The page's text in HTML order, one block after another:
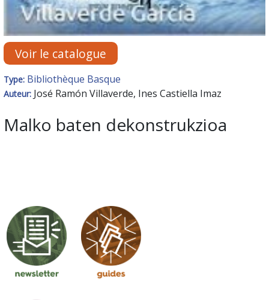
Voir le catalogue
Type: Bibliothèque Basque
Auteur: José Ramón Villaverde, Ines Castiella Imaz
Malko baten dekonstrukzioa